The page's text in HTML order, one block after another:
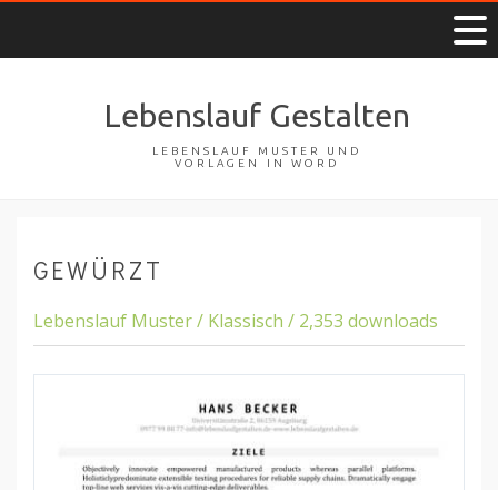
Lebenslauf Gestalten
LEBENSLAUF MUSTER UND
VORLAGEN IN WORD
GEWÜRZT
Lebenslauf Muster / Klassisch / 2,353 downloads